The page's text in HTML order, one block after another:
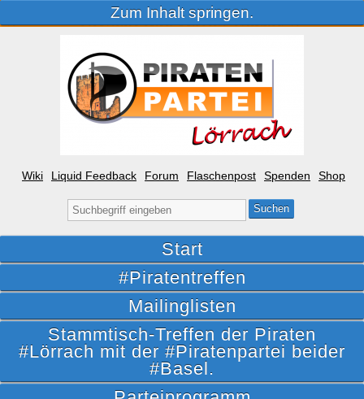
Zum Inhalt springen.
Wiki Liquid Feedback Forum Flaschenpost Spenden Shop
Suche
nach:
Start
#Piratentreffen
Mailinglisten
Stammtisch-Treffen der Piraten
#Lörrach mit der #Piratenpartei beider
#Basel.